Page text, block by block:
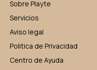
Sobre Playte
Servicios
Aviso legal
Politica de Privacidad
Centro de Ayuda